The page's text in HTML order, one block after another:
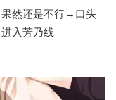
然还是不行→口头
入芳乃线